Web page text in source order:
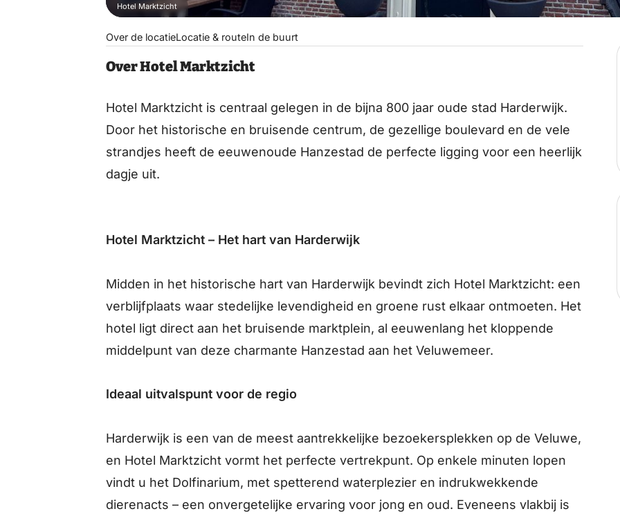
Hotel Marktzicht
Over de locatieLocatie & routeIn de buurt
Over Hotel Marktzicht
Hotel Marktzicht is centraal gelegen in de bijna 800 jaar oude stad Harderwijk.
Door het historische en bruisende centrum, de gezellige boulevard en de vele
strandjes heeft de eeuwenoude Hanzestad de perfecte ligging voor een heerlijk
dagje uit.
Hotel Marktzicht – Het hart van Harderwijk
Midden in het historische hart van Harderwijk bevindt zich Hotel Marktzicht: een
verblijfplaats waar stedelijke levendigheid en groene rust elkaar ontmoeten. Het
hotel ligt direct aan het bruisende marktplein, al eeuwenlang het kloppende
middelpunt van deze charmante Hanzestad aan het Veluwemeer.
Ideaal uitvalspunt voor de regio
Harderwijk is een van de meest aantrekkelijke bezoekersplekken op de Veluwe,
en Hotel Marktzicht vormt het perfecte vertrekpunt. Op enkele minuten lopen
vindt u het Dolfinarium, met spetterend waterplezier en indrukwekkende
dierenacts – een onvergetelijke ervaring voor jong en oud. Eveneens vlakbij is